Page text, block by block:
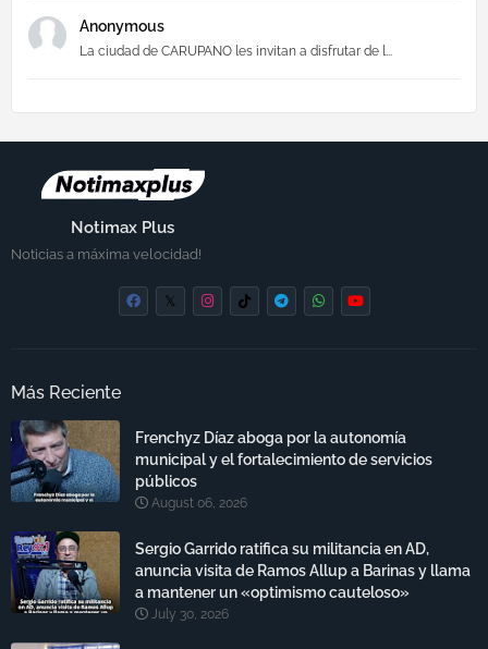
Anonymous
La ciudad de CARUPANO les invitan a disfrutar de l...
Notimax Plus
Noticias a máxima velocidad!
Más Reciente
Frenchyz Díaz aboga por la autonomía
municipal y el fortalecimiento de servicios
públicos
August 06, 2026
Sergio Garrido ratifica su militancia en AD,
anuncia visita de Ramos Allup a Barinas y llama
a mantener un «optimismo cauteloso»
July 30, 2026